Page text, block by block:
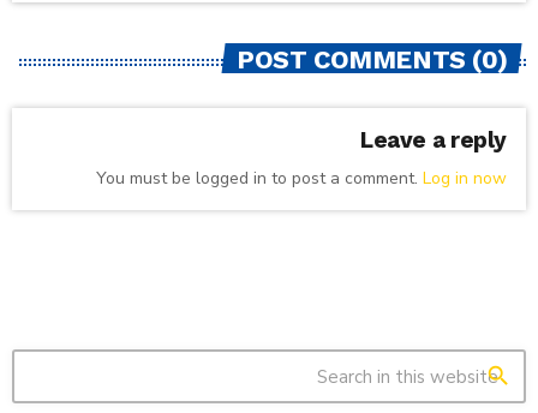
POST COMMENTS (0)
Leave a reply
You must be logged in to post a comment. Log in now
search